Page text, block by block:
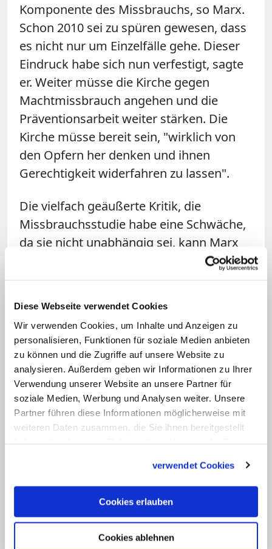
Diese Webseite verwendet Cookies
Wir verwenden Cookies, um Inhalte und Anzeigen zu
personalisieren, Funktionen für soziale Medien anbieten
zu können und die Zugriffe auf unsere Website zu
analysieren. Außerdem geben wir Informationen zu Ihrer
Verwendung unserer Website an unsere Partner für
soziale Medien, Werbung und Analysen weiter. Unsere
Partner führen diese Informationen möglicherweise mit
weiteren Daten zusammen, die Sie ihnen bereitgestellt
verwendet Cookies
Cookies erlauben
Cookies ablehnen
Komponente des Missbrauchs, so Marx.
Schon 2010 sei zu spüren gewesen, dass
es nicht nur um Einzelfälle gehe. Dieser
Eindruck habe sich nun verfestigt, sagte
er. Weiter müsse die Kirche gegen
Machtmissbrauch angehen und die
Präventionsarbeit weiter stärken. Die
Kirche müsse bereit sein, "wirklich von
den Opfern her denken und ihnen
Gerechtigkeit widerfahren zu lassen".
Die vielfach geäußerte Kritik, die
Missbrauchsstudie habe eine Schwäche,
da sie nicht unabhängig sei, kann Marx
nicht nachvollziehen. Dadurch würde die
"Eckiger Tisch" kritisiert an der Studie,
eine Organisation von Tätern könne sich
nicht selbst aufarbeiten. "Wir fordern
eine unabhängige, staatliche
Untersuchungs- und
Aufarbeitungskommission", sagte
Verbandssprecher Matthias Katsch am
Die Ergebnisse seien erschütternd, so
Missbrauchsskandals am Berliner
Canisius-Kolleg im Jahr 2010 mit ins
Rollen gebracht hatte. Allerdings erfahre